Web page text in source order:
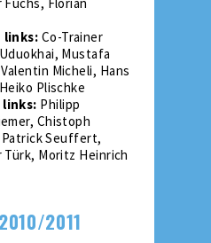
links: Co-Trainer
Mustafa
Micheli, Hans
Plischke
links: Philipp
Chistoph
Patrick Seuffert,
Türk, Moritz Heinrich
2011